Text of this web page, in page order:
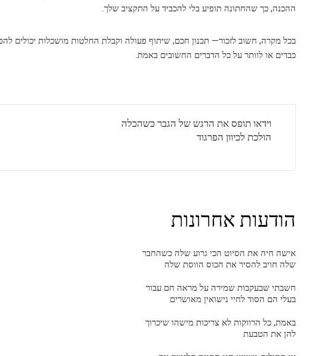
ההכנה, כך שהחתונה תופיע בלי להכביד על התקציב שלך.
בכל מקרה, חשוב לזכור— תכנון חכם, שיתוף פעולה וקבלת החלטות מושכלות יכולים
כבדים או לוותר על כל הדברים החשובים באמת.
וידאו תופס את הרגש של הגבר כשהכלה
הולכת לכיוון הפרגוד
הודעות אחרונות
אישה חיה את הסיוט הכי גרוע שלה כשהחבר
שלה חויב להסיר את הכוס הווסת שלה
חשבתי שבעקבות שמירה על מראה חם עבור
בעלי הם הסוד לחיי נישואין מאושרים
באמת, כל הרווקות לא צריכות מישהו שיכרוך
להן את הטבעת